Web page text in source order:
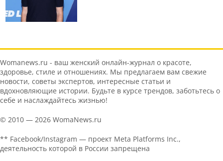
Womanews.ru - ваш женский онлайн-журнал о красоте,
здоровье, стиле и отношениях. Мы предлагаем вам свежие
новости, советы экспертов, интересные статьи и
вдохновляющие истории. Будьте в курсе трендов, заботьтесь о
себе и наслаждайтесь жизнью!
© 2010 — 2026 WomaNews.ru
** Facebook/Instagram — проект Meta Platforms Inc.,
деятельность которой в России запрещена